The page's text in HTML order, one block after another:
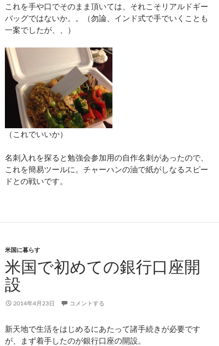
これを手や口でそのまま頂いては、それこそリアルドギー
バッグではないか。。（勿論、インド式で手でいくことも
一案でしたが、、）
（これでいいか）
名刺入れを探ると勉強会参加用の自作名刺があったので、
これを簡易ツールに。チャーハンの油で紙がしなるスピー
ドとの戦いです。
米国に暮らす
米国で初めての銀行口座開
設
2014年4月23日 コメントする
新天地で生活をはじめるにあたって諸手続きが必要です
が、まず着手したのが銀行口座の開設。